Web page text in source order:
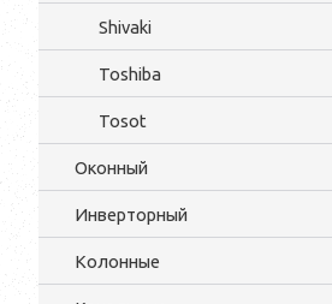
Shivaki
Toshiba
Tosot
Оконный
Инверторный
Колонные